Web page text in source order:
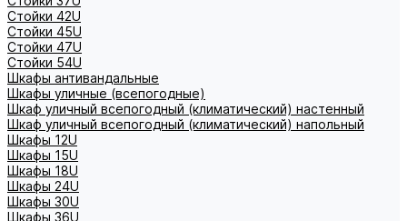
Стойки 42U
Стойки 45U
Стойки 47U
Стойки 54U
Шкафы антивандальные
Шкафы уличные (всепогодные)
Шкаф уличный всепогодный (климатический) настенный
Шкаф уличный всепогодный (климатический) напольный
Шкафы 12U
Шкафы 15U
Шкафы 18U
Шкафы 24U
Шкафы 30U
Шкафы 36U